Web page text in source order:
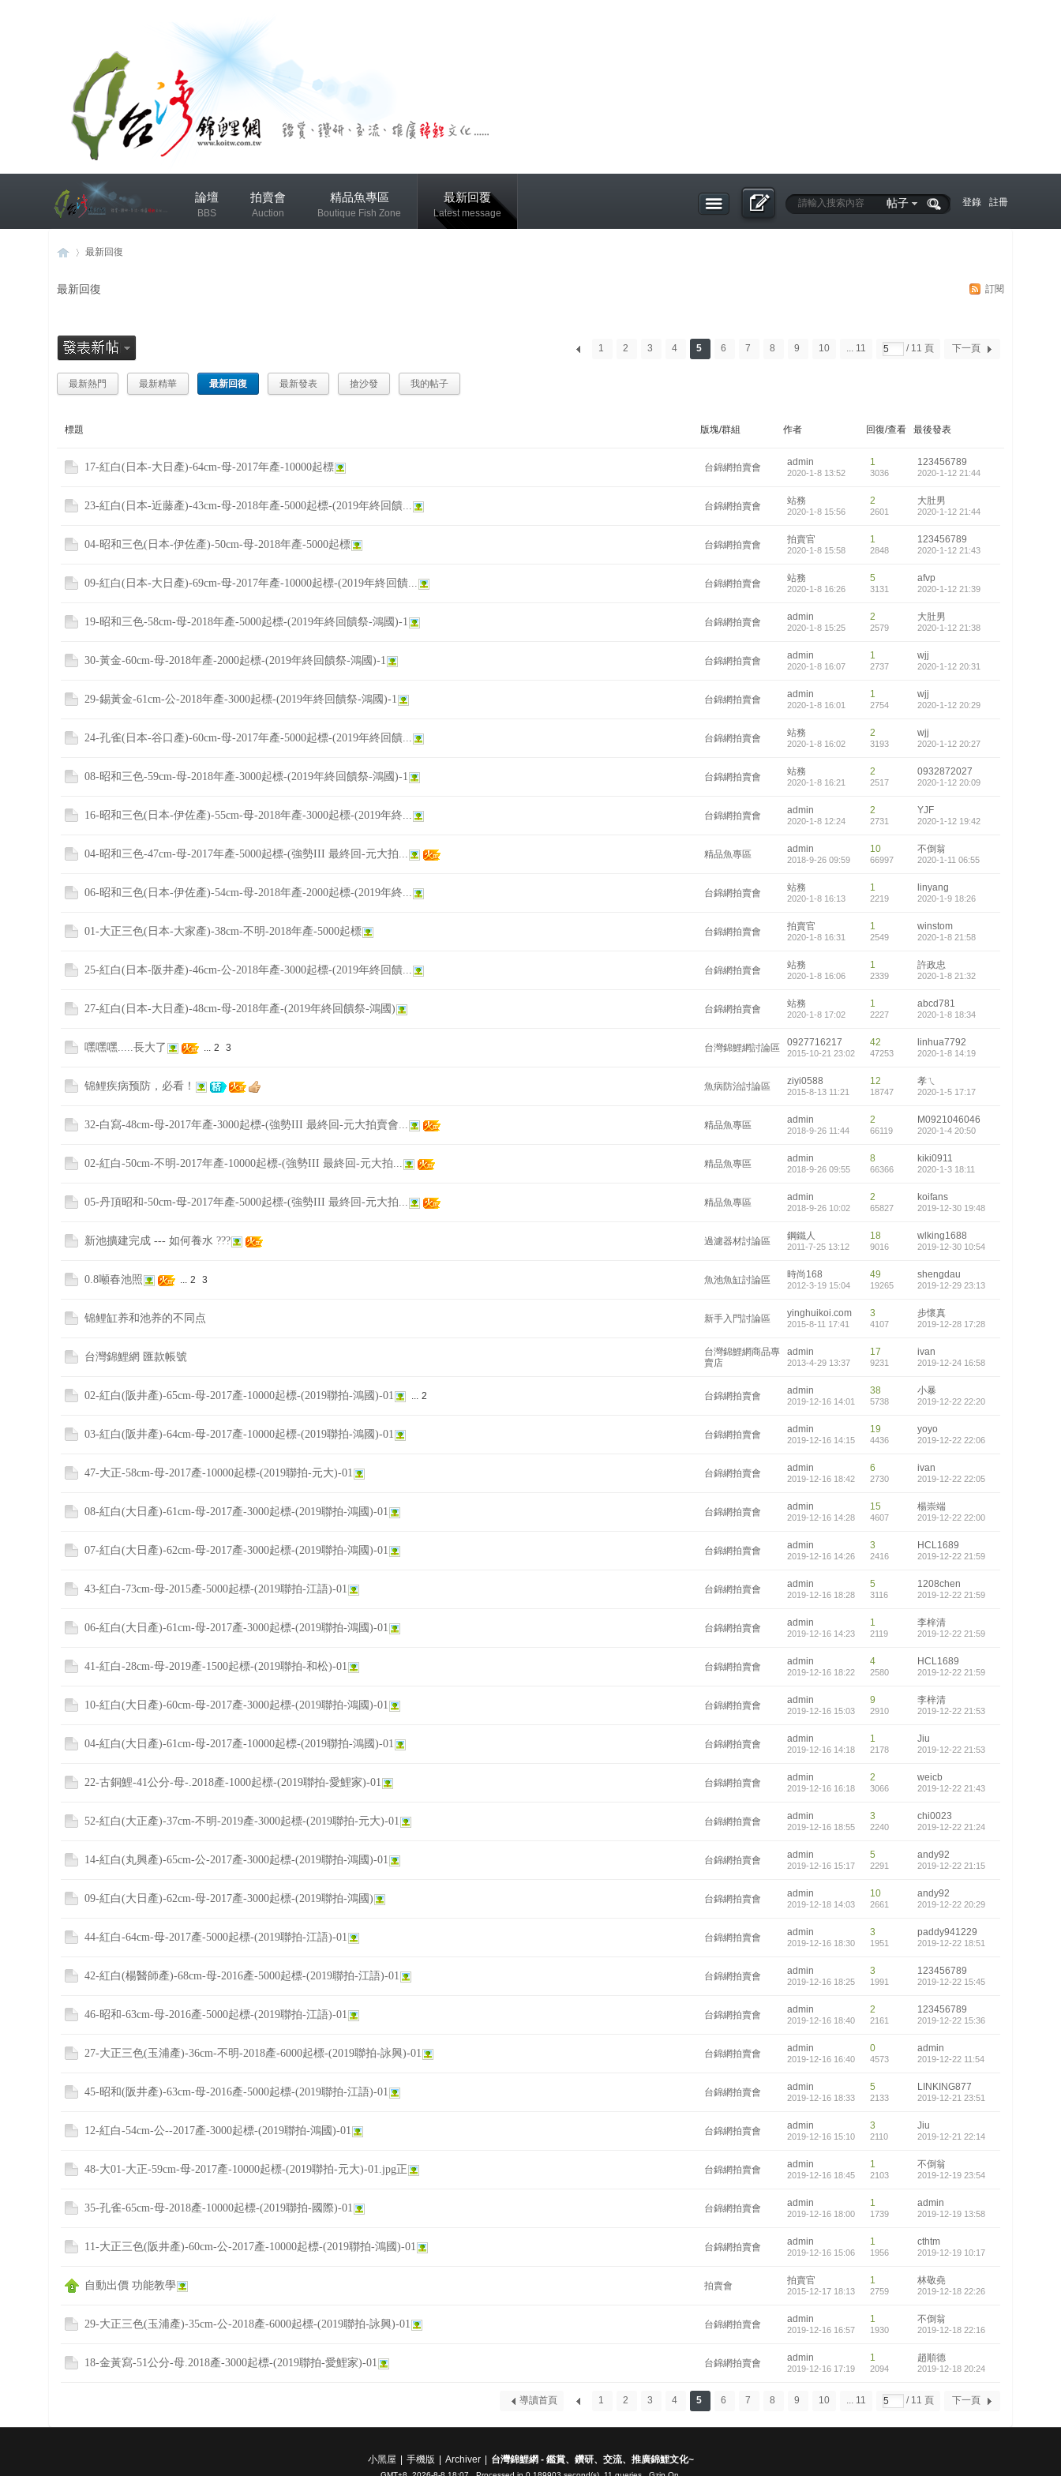
論壇
BBS
拍賣會
Auction
精品魚專區
Boutique Fish Zone
最新回覆
Latest message
登錄 註冊
帖子
最新回復
訂閱
最新回復
1 2 3 4 5 6 7 8 9 10 ... 11 / 11 頁 下一頁
最新熱門 最新精華 最新回復 最新發表 搶沙發 我的帖子
標題 版塊/群組 作者 回復/查看 最後發表
17-紅白(日本-大日產)-64cm-母-2017年產-10000起標 台錦網拍賣會 admin
2020-1-8 13:52
1
3036
123456789
2020-1-12 21:44
23-紅白(日本-近藤產)-43cm-母-2018年產-5000起標-(2019年終回饋... 台錦網拍賣會 站務
2020-1-8 15:56
2
2601
大肚男
2020-1-12 21:44
04-昭和三色(日本-伊佐產)-50cm-母-2018年產-5000起標 台錦網拍賣會 拍賣官
2020-1-8 15:58
1
2848
123456789
2020-1-12 21:43
09-紅白(日本-大日產)-69cm-母-2017年產-10000起標-(2019年終回饋... 台錦網拍賣會 站務
2020-1-8 16:26
5
3131
afvp
2020-1-12 21:39
19-昭和三色-58cm-母-2018年產-5000起標-(2019年終回饋祭-鴻國)-1 台錦網拍賣會 admin
2020-1-8 15:25
2
2579
大肚男
2020-1-12 21:38
30-黃金-60cm-母-2018年產-2000起標-(2019年終回饋祭-鴻國)-1 台錦網拍賣會 admin
2020-1-8 16:07
1
2737
wjj
2020-1-12 20:31
29-錫黃金-61cm-公-2018年產-3000起標-(2019年終回饋祭-鴻國)-1 台錦網拍賣會 admin
2020-1-8 16:01
1
2754
wjj
2020-1-12 20:29
24-孔雀(日本-谷口產)-60cm-母-2017年產-5000起標-(2019年終回饋... 台錦網拍賣會 站務
2020-1-8 16:02
2
3193
wjj
2020-1-12 20:27
08-昭和三色-59cm-母-2018年產-3000起標-(2019年終回饋祭-鴻國)-1 台錦網拍賣會 站務
2020-1-8 16:21
2
2517
0932872027
2020-1-12 20:09
16-昭和三色(日本-伊佐產)-55cm-母-2018年產-3000起標-(2019年終... 台錦網拍賣會 admin
2020-1-8 12:24
2
2731
YJF
2020-1-12 19:42
04-昭和三色-47cm-母-2017年產-5000起標-(強勢III 最終回-元大拍... 精品魚專區 admin
2018-9-26 09:59
10
66997
不倒翁
2020-1-11 06:55
06-昭和三色(日本-伊佐產)-54cm-母-2018年產-2000起標-(2019年終... 台錦網拍賣會 站務
2020-1-8 16:13
1
2219
linyang
2020-1-9 18:26
01-大正三色(日本-大家產)-38cm-不明-2018年產-5000起標 台錦網拍賣會 拍賣官
2020-1-8 16:31
1
2549
winstom
2020-1-8 21:58
25-紅白(日本-阪井產)-46cm-公-2018年產-3000起標-(2019年終回饋... 台錦網拍賣會 站務
2020-1-8 16:06
1
2339
許政忠
2020-1-8 21:32
27-紅白(日本-大日產)-48cm-母-2018年產-(2019年終回饋祭-鴻國) 台錦網拍賣會 站務
2020-1-8 17:02
1
2227
abcd781
2020-1-8 18:34
嘿嘿嘿.....長大了 ... 2 3 台灣錦鯉網討論區 0927716217
2015-10-21 23:02
42
47253
linhua7792
2020-1-8 14:19
锦鲤疾病预防，必看！ 魚病防治討論區 ziyi0588
2015-8-13 11:21
12
18747
孝ㄟ
2020-1-5 17:17
32-白寫-48cm-母-2017年產-3000起標-(強勢III 最終回-元大拍賣會... 精品魚專區 admin
2018-9-26 11:44
2
66119
M0921046046
2020-1-4 20:50
02-紅白-50cm-不明-2017年產-10000起標-(強勢III 最終回-元大拍... 精品魚專區 admin
2018-9-26 09:55
8
66366
kiki0911
2020-1-3 18:11
05-丹頂昭和-50cm-母-2017年產-5000起標-(強勢III 最終回-元大拍... 精品魚專區 admin
2018-9-26 10:02
2
65827
koifans
2019-12-30 19:48
新池擴建完成 --- 如何養水 ??? 過濾器材討論區 鋼鐵人
2011-7-25 13:12
18
9016
wlking1688
2019-12-30 10:54
0.8噸春池照 ... 2 3 魚池魚缸討論區 時尚168
2012-3-19 15:04
49
19265
shengdau
2019-12-29 23:13
锦鲤缸养和池养的不同点 新手入門討論區 yinghuikoi.com
2015-8-11 17:41
3
4107
步懷真
2019-12-28 17:28
台灣錦鯉網 匯款帳號
台灣錦鯉網商品專
賣店
admin
2013-4-29 13:37
17
9231
ivan
2019-12-24 16:58
02-紅白(阪井產)-65cm-母-2017產-10000起標-(2019聯拍-鴻國)-01 ... 2 台錦網拍賣會 admin
2019-12-16 14:01
38
5738
小暴
2019-12-22 22:20
03-紅白(阪井產)-64cm-母-2017產-10000起標-(2019聯拍-鴻國)-01 台錦網拍賣會 admin
2019-12-16 14:15
19
4436
yoyo
2019-12-22 22:06
47-大正-58cm-母-2017產-10000起標-(2019聯拍-元大)-01 台錦網拍賣會 admin
2019-12-16 18:42
6
2730
ivan
2019-12-22 22:05
08-紅白(大日產)-61cm-母-2017產-3000起標-(2019聯拍-鴻國)-01 台錦網拍賣會 admin
2019-12-16 14:28
15
4607
楊崇端
2019-12-22 22:00
07-紅白(大日產)-62cm-母-2017產-3000起標-(2019聯拍-鴻國)-01 台錦網拍賣會 admin
2019-12-16 14:26
3
2416
HCL1689
2019-12-22 21:59
43-紅白-73cm-母-2015產-5000起標-(2019聯拍-江語)-01 台錦網拍賣會 admin
2019-12-16 18:28
5
3116
1208chen
2019-12-22 21:59
06-紅白(大日產)-61cm-母-2017產-3000起標-(2019聯拍-鴻國)-01 台錦網拍賣會 admin
2019-12-16 14:23
1
2119
李梓清
2019-12-22 21:59
41-紅白-28cm-母-2019產-1500起標-(2019聯拍-和松)-01 台錦網拍賣會 admin
2019-12-16 18:22
4
2580
HCL1689
2019-12-22 21:59
10-紅白(大日產)-60cm-母-2017產-3000起標-(2019聯拍-鴻國)-01 台錦網拍賣會 admin
2019-12-16 15:03
9
2910
李梓清
2019-12-22 21:53
04-紅白(大日產)-61cm-母-2017產-10000起標-(2019聯拍-鴻國)-01 台錦網拍賣會 admin
2019-12-16 14:18
1
2178
Jiu
2019-12-22 21:53
22-古銅鯉-41公分-母-.2018產-1000起標-(2019聯拍-愛鯉家)-01 台錦網拍賣會 admin
2019-12-16 16:18
2
3066
weicb
2019-12-22 21:43
52-紅白(大正產)-37cm-不明-2019產-3000起標-(2019聯拍-元大)-01 台錦網拍賣會 admin
2019-12-16 18:55
3
2240
chi0023
2019-12-22 21:24
14-紅白(丸興產)-65cm-公-2017產-3000起標-(2019聯拍-鴻國)-01 台錦網拍賣會 admin
2019-12-16 15:17
5
2291
andy92
2019-12-22 21:15
09-紅白(大日產)-62cm-母-2017產-3000起標-(2019聯拍-鴻國) 台錦網拍賣會 admin
2019-12-18 14:03
10
2661
andy92
2019-12-22 20:29
44-紅白-64cm-母-2017產-5000起標-(2019聯拍-江語)-01 台錦網拍賣會 admin
2019-12-16 18:30
3
1951
paddy941229
2019-12-22 18:51
42-紅白(楊醫師產)-68cm-母-2016產-5000起標-(2019聯拍-江語)-01 台錦網拍賣會 admin
2019-12-16 18:25
3
1991
123456789
2019-12-22 15:45
46-昭和-63cm-母-2016產-5000起標-(2019聯拍-江語)-01 台錦網拍賣會 admin
2019-12-16 18:40
2
2161
123456789
2019-12-22 15:36
27-大正三色(玉浦產)-36cm-不明-2018產-6000起標-(2019聯拍-詠興)-01 台錦網拍賣會 admin
2019-12-16 16:40
0
4573
admin
2019-12-22 11:54
45-昭和(阪井產)-63cm-母-2016產-5000起標-(2019聯拍-江語)-01 台錦網拍賣會 admin
2019-12-16 18:33
5
2133
LINKING877
2019-12-21 23:51
12-紅白-54cm-公--2017產-3000起標-(2019聯拍-鴻國)-01 台錦網拍賣會 admin
2019-12-16 15:10
3
2110
Jiu
2019-12-21 22:14
48-大01-大正-59cm-母-2017產-10000起標-(2019聯拍-元大)-01.jpg正 台錦網拍賣會 admin
2019-12-16 18:45
1
2103
不倒翁
2019-12-19 23:54
35-孔雀-65cm-母-2018產-10000起標-(2019聯拍-國際)-01 台錦網拍賣會 admin
2019-12-16 18:00
1
1739
admin
2019-12-19 13:58
11-大正三色(阪井產)-60cm-公-2017產-10000起標-(2019聯拍-鴻國)-01 台錦網拍賣會 admin
2019-12-16 15:06
1
1956
cthtm
2019-12-19 10:17
自動出價 功能教學 拍賣會 拍賣官
2015-12-17 18:13
1
2759
林敬堯
2019-12-18 22:26
29-大正三色(玉浦產)-35cm-公-2018產-6000起標-(2019聯拍-詠興)-01 台錦網拍賣會 admin
2019-12-16 16:57
1
1930
不倒翁
2019-12-18 22:16
18-金黃寫-51公分-母.2018產-3000起標-(2019聯拍-愛鯉家)-01 台錦網拍賣會 admin
2019-12-16 17:19
1
2094
趙順德
2019-12-18 20:24
1 2 3 4 5 6 7 8 9 10 ... 11 / 11 頁 下一頁
導讀首頁
小黑屋 手機版 Archiver 台灣錦鯉網 - 鑑賞、鑽研、交流、推廣錦鯉文化~